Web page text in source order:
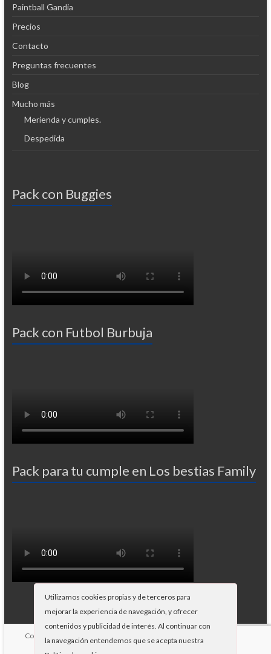
Paintball Gandia
Precios
Contacto
Preguntas frecuentes
Blog
Mucho más
Merienda y cumples.
Despedida
Pack con Buggies
Pack con Futbol Burbuja
Pack para tu cumple en Los bestias Family
Copyright © 2026 Paintball Gandia
Spacious porThemeGrill
Utilizamos cookies propias y de terceros para
mejorar la experiencia de navegación, y ofrecer
contenidos y publicidad de interés. Al continuar con
la navegación entendemos que se acepta nuestra